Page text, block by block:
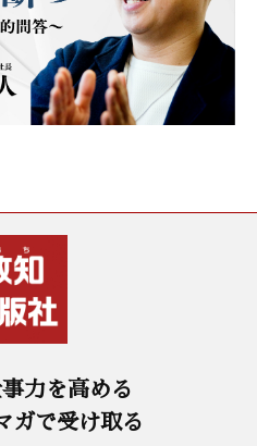
力を高める
ガで受け取る